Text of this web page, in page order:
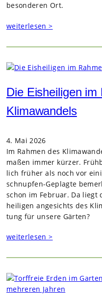
beson­de­ren Ort.
weiterlesen >
Die Eisheiligen im
Klimawandels
4. Mai 2026
Im Rah­men des
ma­ßen immer kür­zer.
lich frü­her als noch vor
schnup­fen-Geplagte
schon im Februar. Da liegt
hei­li­gen ange­sichts des
tung für unsere Gär­ten?
weiterlesen >